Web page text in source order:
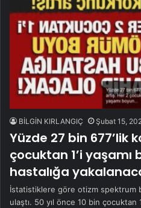
BİLGİN KIRLANGIÇ Şubat 15,
Yüzde 27 bin 677’lik
çocuktan 1’i yaşamı
hastalığa
İstatistiklere göre otizm spektrum
ulaştı. 50 yıl önce 10 bin